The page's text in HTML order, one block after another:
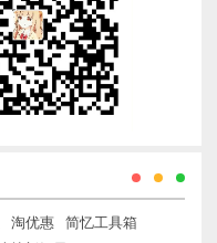
淘优惠
简忆工具箱